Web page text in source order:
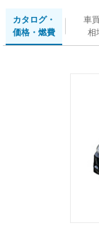
カタログ・
価格・燃費
車
相